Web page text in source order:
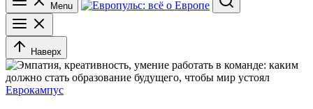
Menu
Search
Наверх
Еврокампус